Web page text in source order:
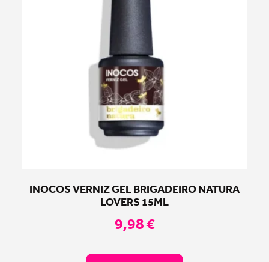
INOCOS VERNIZ GEL BRIGADEIRO NATURA
LOVERS 15ML
9,98€